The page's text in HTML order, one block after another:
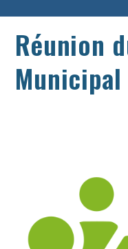
Réunion
Municipal